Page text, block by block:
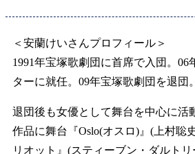
＜安蘭けいさんプロフィール＞
1991年宝塚歌劇団に首席で入団。06
ターに就任。09年宝塚歌劇団を退団。
退団後も女優として舞台を中心に活
作品に舞台『Oslo(オスロ)』(上村聡
リオット』(スティーブン・ダルト